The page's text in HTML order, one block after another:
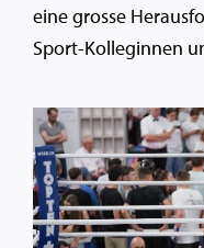
eine grosse
Sport-Kolleginnen